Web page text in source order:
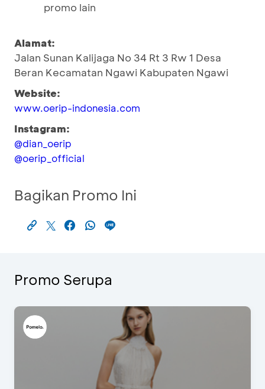
promo lain
Alamat:
Jalan Sunan Kalijaga No 34 Rt 3 Rw 1 Desa
Beran Kecamatan Ngawi Kabupaten Ngawi
Website:
www.oerip-indonesia.com
Instagram:
@dian_oerip
@oerip_official
Bagikan Promo Ini
Promo Serupa